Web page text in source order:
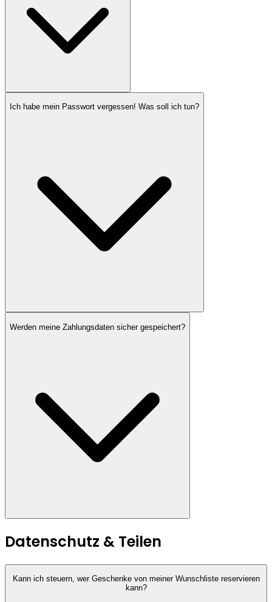
Ich habe mein Passwort vergessen! Was soll ich tun?
Werden meine Zahlungsdaten sicher gespeichert?
Datenschutz & Teilen
Kann ich steuern, wer Geschenke von meiner Wunschliste reservieren
kann?